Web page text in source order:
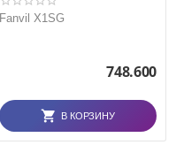
Fanvil X1SG
748.600
В КОРЗИНУ